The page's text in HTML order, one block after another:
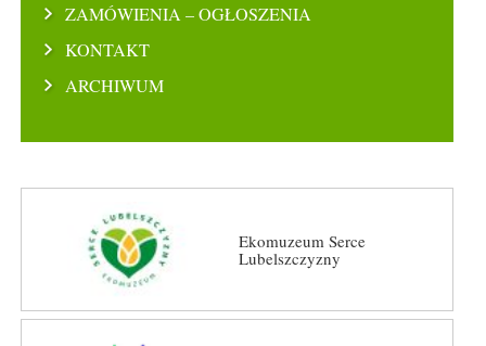
ZAMÓWIENIA – OGŁOSZENIA
KONTAKT
ARCHIWUM
Ekomuzeum Serce
Lubelszczyzny